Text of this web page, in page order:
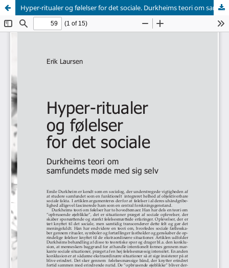
Hyper-ritualer og følelser for det sociale. Durkheims teori om samfundets møde med sig selv